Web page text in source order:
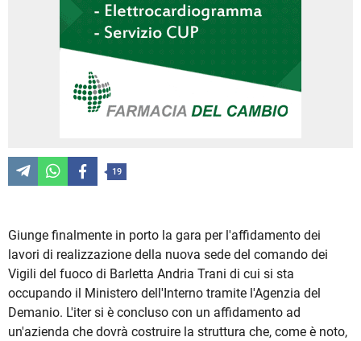
19
Giunge finalmente in porto la gara per l'affidamento dei
lavori di realizzazione della nuova sede del comando dei
Vigili del fuoco di Barletta Andria Trani di cui si sta
occupando il Ministero dell'Interno tramite l'Agenzia del
Demanio. L'iter si è concluso con un affidamento ad
un'azienda che dovrà costruire la struttura che, come è noto,